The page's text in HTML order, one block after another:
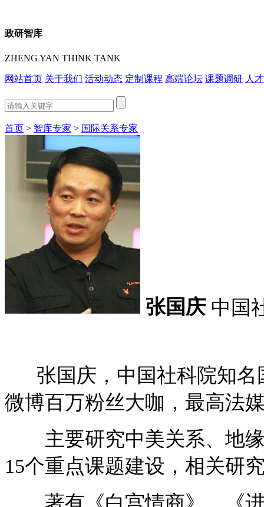
政研智库
ZHENG YAN THINK TANK
网站首页 关于我们 活动动态 定制课程 高端论坛 课题调研 人
首页 > 智库专家 > 国际关系专家
张国庆 中国
张国庆，中国社科院知名
微博百万粉丝大咖，最高法
主要研究中美关系、地缘
15个重点课题建设，相关研